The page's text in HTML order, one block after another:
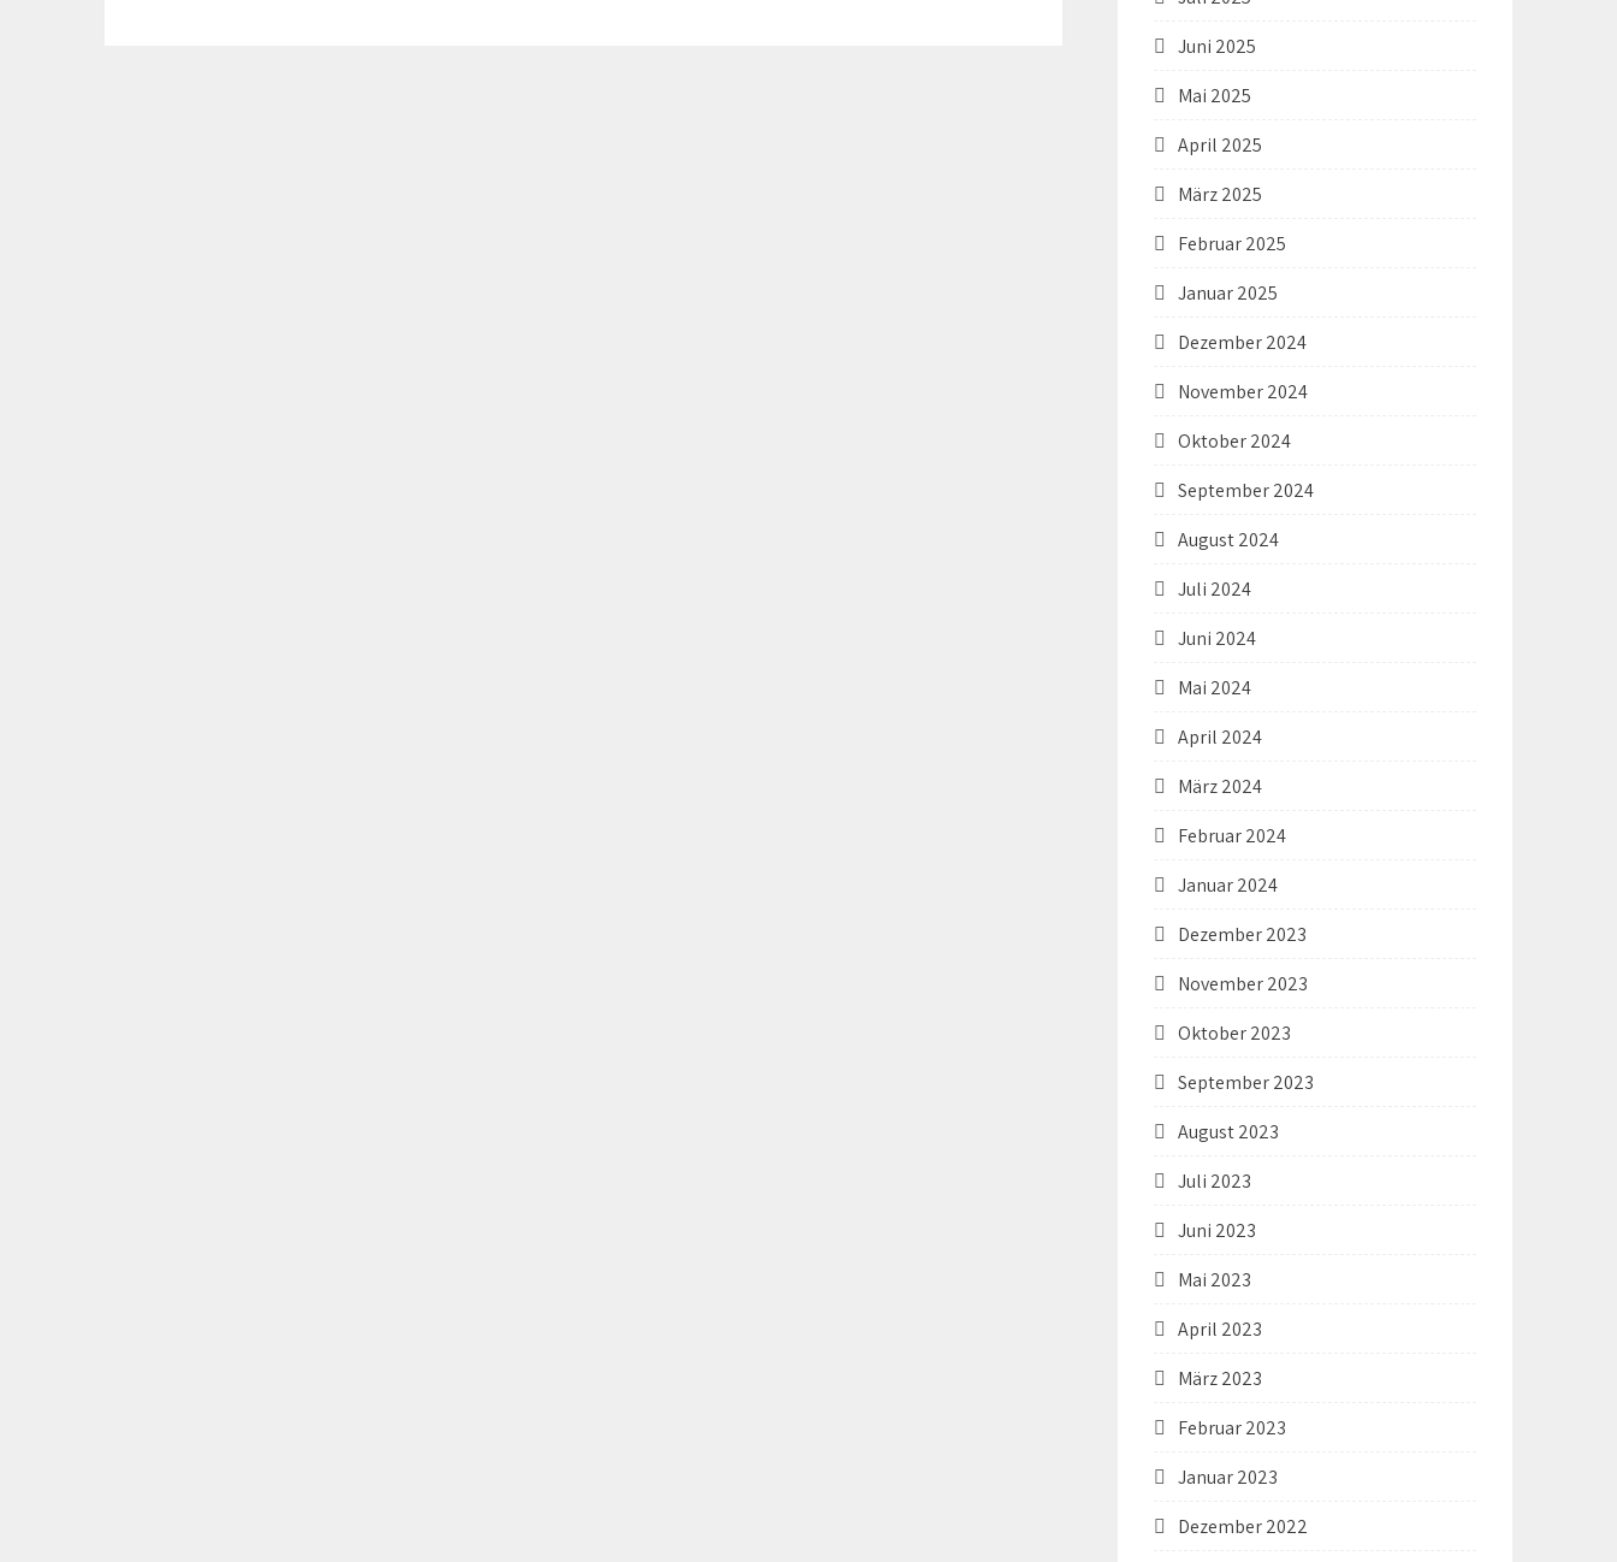
Juni 2025
Mai 2025
April 2025
März 2025
Februar 2025
Januar 2025
Dezember 2024
November 2024
Oktober 2024
September 2024
August 2024
Juli 2024
Juni 2024
Mai 2024
April 2024
März 2024
Februar 2024
Januar 2024
Dezember 2023
November 2023
Oktober 2023
September 2023
August 2023
Juli 2023
Juni 2023
Mai 2023
April 2023
März 2023
Februar 2023
Januar 2023
Dezember 2022